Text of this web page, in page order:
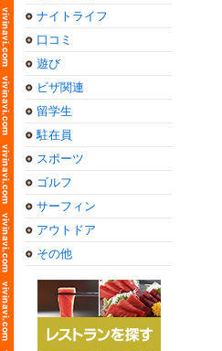
ナイトライフ
口コミ
遊び
ビザ関連
留学生
駐在員
スポーツ
ゴルフ
サーフィン
アウトドア
その他